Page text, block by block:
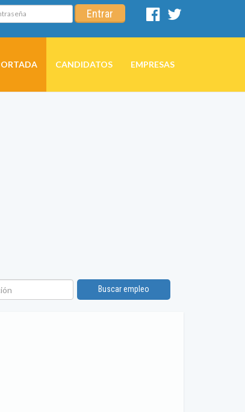
Entrar
Facebook
CANDIDATOS EMPRESAS
Buscar empleo